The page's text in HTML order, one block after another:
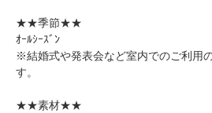
★★季節★★
ｵｰﾙｼｰｽﾞﾝ
※結婚式や発表会など室内でのご利用
す。
★★素材★★